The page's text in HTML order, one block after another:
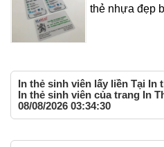
thẻ nhựa đẹp
In thẻ sinh viên lấy liền Tại In
In thẻ sinh viên của trang In
08/08/2026 03:34:30